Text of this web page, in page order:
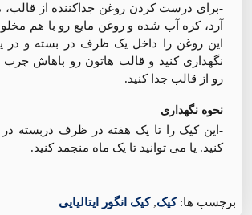
-برای درست کردن روغن جداکننده از قالب،
آرد، کره آب شده و روغن مایع رو با هم
این روغن را داخل یک ظرف در بسته و در
نگهداری کنید و قالب هاتون رو باهاش
رو از قالب جدا کنید.
نحوه نگهداری
-این کیک را تا یک هفته در ظرف دربسته در
کنید. یا می توانید تا یک ماه منجمد کنید.
برچسب ها: کیک,کیک انگور ایتالیایی